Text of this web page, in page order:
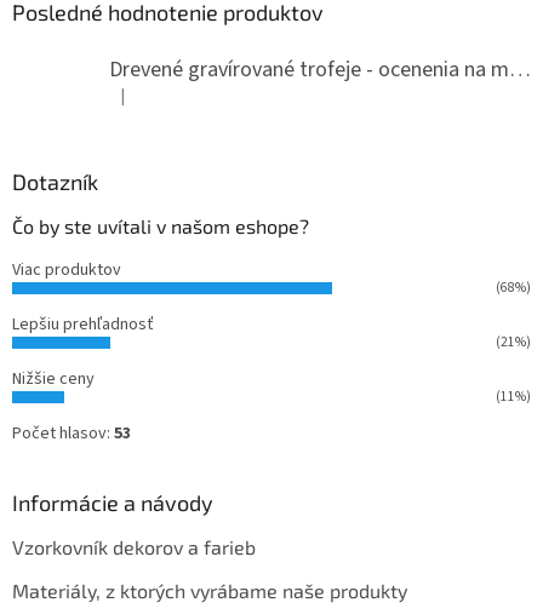
Posledné hodnotenie produktov
Drevené gravírované trofeje - ocenenia na mieru
Hodnotenie produktu je 5 z 5 hviezdičiek.
|
Dotazník
Čo by ste uvítali v našom eshope?
Viac produktov
(68%)
Lepšiu prehľadnosť
(21%)
Nižšie ceny
(11%)
Počet hlasov: 53
Informácie a návody
Vzorkovník dekorov a farieb
Materiály, z ktorých vyrábame naše produkty